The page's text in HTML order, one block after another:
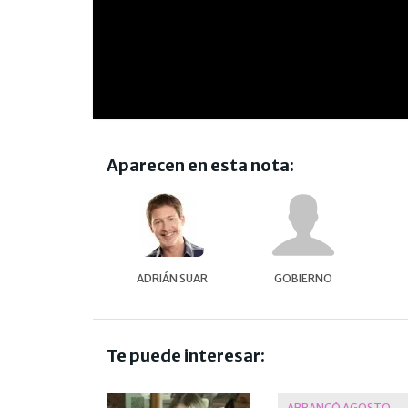
Aparecen en esta nota:
ADRIÁN SUAR GOBIERNO
Te puede interesar: